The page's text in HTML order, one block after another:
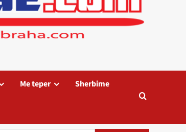
Me teper Sherbime